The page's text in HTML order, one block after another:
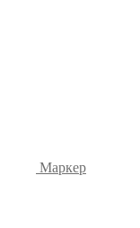
Маркер